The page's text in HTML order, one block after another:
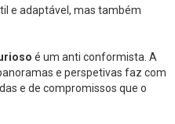
e adaptável, mas também
é um anti conformista. A
e perspetivas faz com
e de compromissos que o